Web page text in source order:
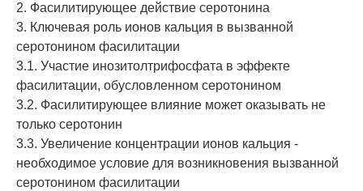
2. Фасилитирующее действие серотонина
3. Ключевая роль ионов кальция в вызванной
серотонином фасилитации
3.1. Участие инозитолтрифосфата в эффекте
фасилитации, обусловленном серотонином
3.2. Фасилитирующее влияние может оказывать не
только серотонин
3.3. Увеличение концентрации ионов кальция -
необходимое условие для возникновения вызванной
серотонином фасилитации